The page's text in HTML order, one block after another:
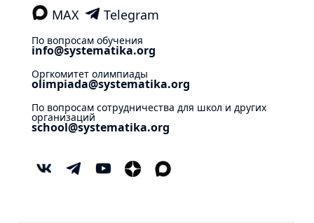
MAX Telegram
По вопросам обучения
info@systematika.org
Оргкомитет олимпиады
olimpiada@systematika.org
По вопросам сотрудничества для школ и других
организаций
school@systematika.org